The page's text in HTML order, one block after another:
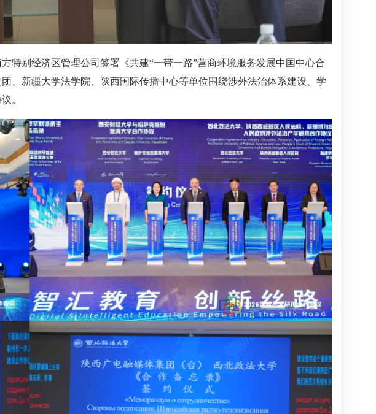
特别经济区管理公司签署《共建“一带一路”营商环境服务发展中国中心合
、新疆大学法学院、陕西国际传播中心等单位围绕涉外法治体系建设、学
。